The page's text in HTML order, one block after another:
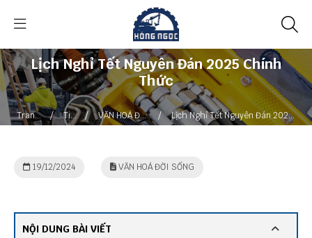
Lịch Nghỉ Tết Nguyên Đán 2025 Chính
Thức
Trang / Tin / VĂN HOÁ ĐỜI / Lịch Nghỉ Tết Nguyên Đán 2025
19/12/2024 VĂN HOÁ ĐỜI SỐNG
NỘI DUNG BÀI VIẾT